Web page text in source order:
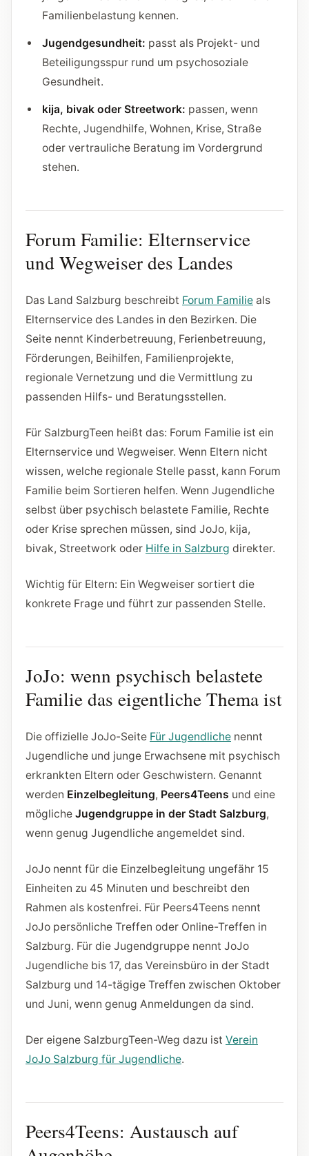
Familienbelastung kennen.
Jugendgesundheit: passt als Projekt- und
Beteiligungsspur rund um psychosoziale
Gesundheit.
kija, bivak oder Streetwork: passen, wenn
Rechte, Jugendhilfe, Wohnen, Krise, Straße
oder vertrauliche Beratung im Vordergrund
stehen.
Forum Familie: Elternservice
und Wegweiser des Landes
Das Land Salzburg beschreibt Forum Familie als
Elternservice des Landes in den Bezirken. Die
Seite nennt Kinderbetreuung, Ferienbetreuung,
Förderungen, Beihilfen, Familienprojekte,
regionale Vernetzung und die Vermittlung zu
passenden Hilfs- und Beratungsstellen.
Für SalzburgTeen heißt das: Forum Familie ist ein
Elternservice und Wegweiser. Wenn Eltern nicht
wissen, welche regionale Stelle passt, kann Forum
Familie beim Sortieren helfen. Wenn Jugendliche
selbst über psychisch belastete Familie, Rechte
oder Krise sprechen müssen, sind JoJo, kija,
bivak, Streetwork oder Hilfe in Salzburg direkter.
Wichtig für Eltern: Ein Wegweiser sortiert die
konkrete Frage und führt zur passenden Stelle.
JoJo: wenn psychisch belastete
Familie das eigentliche Thema ist
Die offizielle JoJo-Seite Für Jugendliche nennt
Jugendliche und junge Erwachsene mit psychisch
erkrankten Eltern oder Geschwistern. Genannt
werden Einzelbegleitung, Peers4Teens und eine
mögliche Jugendgruppe in der Stadt Salzburg,
wenn genug Jugendliche angemeldet sind.
JoJo nennt für die Einzelbegleitung ungefähr 15
Einheiten zu 45 Minuten und beschreibt den
Rahmen als kostenfrei. Für Peers4Teens nennt
JoJo persönliche Treffen oder Online-Treffen in
Salzburg. Für die Jugendgruppe nennt JoJo
Jugendliche bis 17, das Vereinsbüro in der Stadt
Salzburg und 14-tägige Treffen zwischen Oktober
und Juni, wenn genug Anmeldungen da sind.
Der eigene SalzburgTeen-Weg dazu ist Verein
JoJo Salzburg für Jugendliche.
Peers4Teens: Austausch auf